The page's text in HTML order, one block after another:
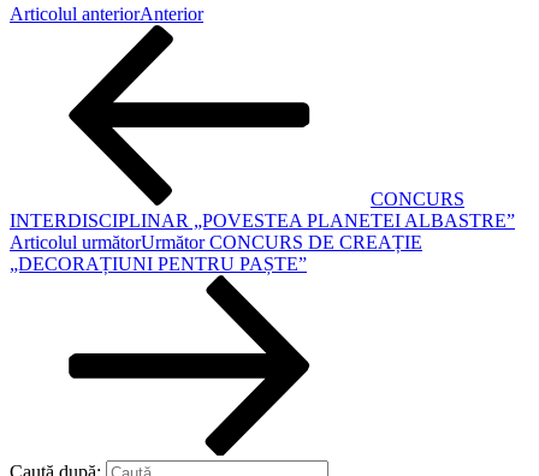
Articolul anteriorAnterior
CONCURS
INTERDISCIPLINAR „POVESTEA PLANETEI ALBASTRE”
Articolul următorUrmător CONCURS DE CREAȚIE
„DECORAȚIUNI PENTRU PAȘTE”
Caută după: